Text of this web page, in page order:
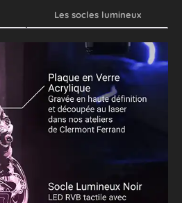
Les socles lumineux